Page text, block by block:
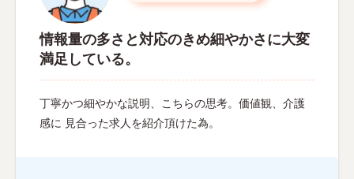
情報量の多さと対応のきめ細やかさに大変
満足している。
丁寧かつ細やかな説明、こちらの思考。価値観、介護
感に 見合った求人を紹介頂けた為。